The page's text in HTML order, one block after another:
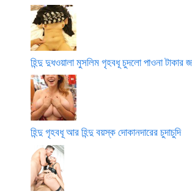
হিন্দু দুধওয়ালা মুসলিম গৃহবধূ চুদলো পাওনা টাকার
হিন্দু গৃহবধূ আর হিন্দু বয়স্ক দোকানদারের চুদাচুদি